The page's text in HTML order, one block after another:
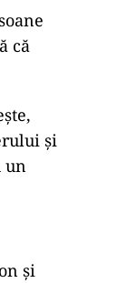
că
și
un
și